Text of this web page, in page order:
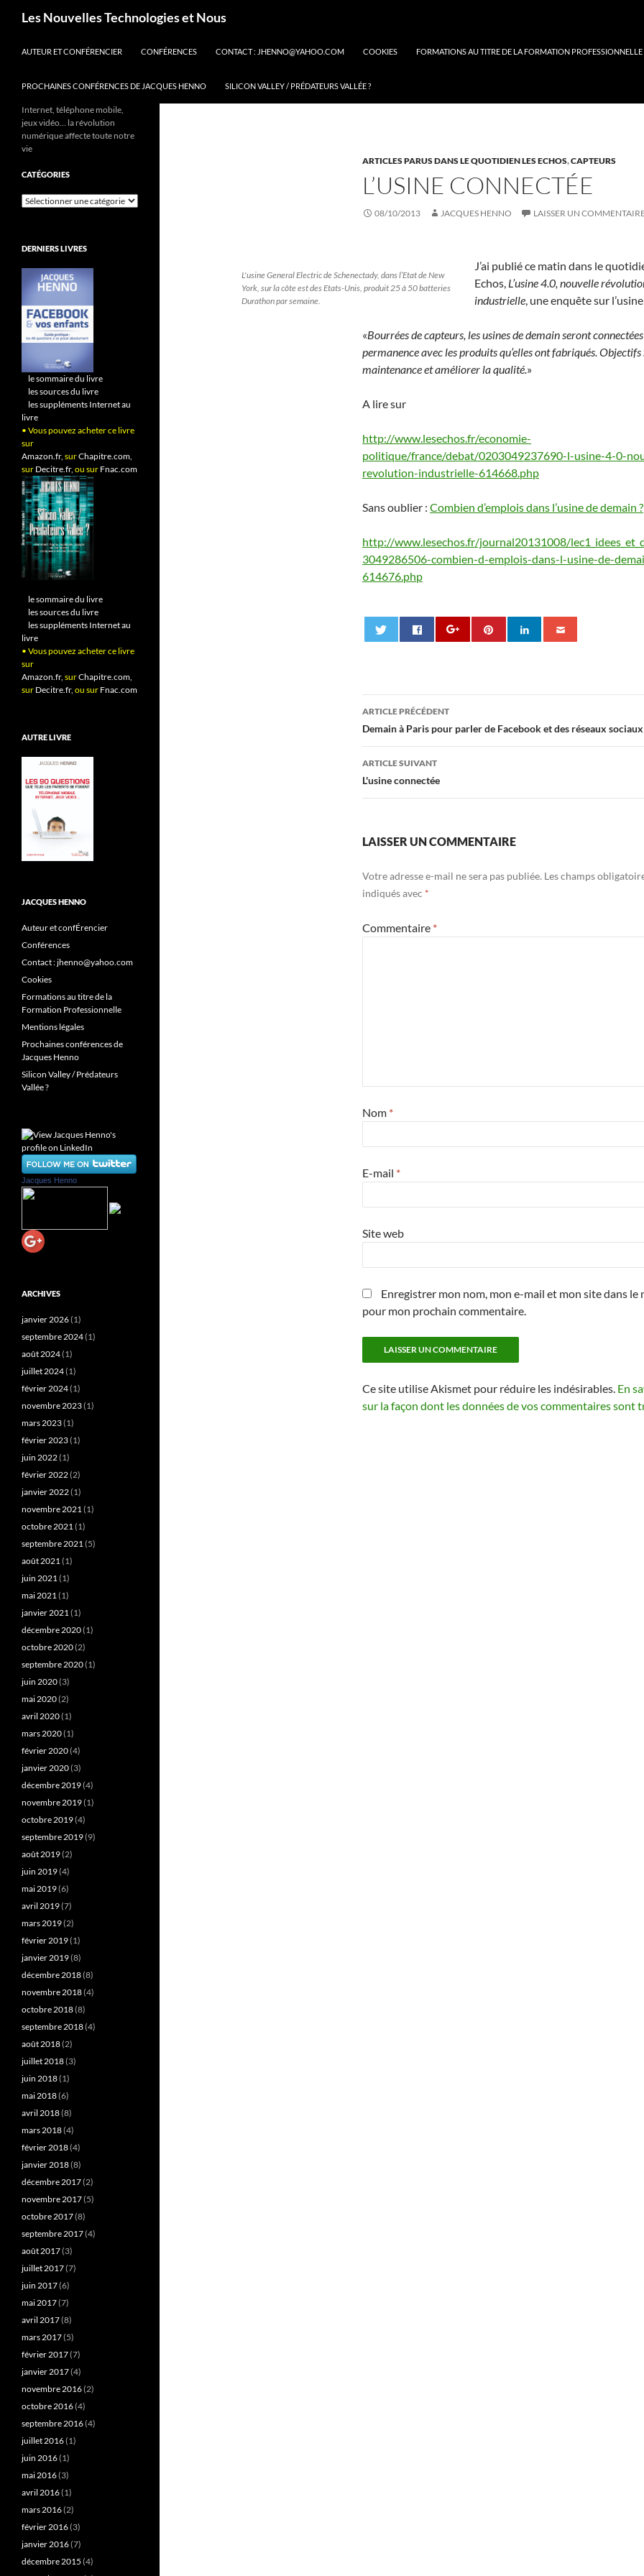
Les Nouvelles Technologies et Nous
AUTEUR ET CONFÉRENCIER CONFÉRENCES CONTACT : JHENNO@YAHOO.COM COOKIES FORMATIONS AU TITRE DE LA FORMATION PROFESSIONNELLE
PROCHAINES CONFÉRENCES DE JACQUES HENNO SILICON VALLEY / PRÉDATEURS VALLÉE ?
ARTICLES PARUS DANS LE QUOTIDIEN LES ECHOS,CAPTEURS
L’USINE CONNECTÉE
08/10/2013 JACQUES HENNO LAISSER UN
L'usine General Electric de Schenectady, dans l’Etat de New
York, sur la côte est des Etats-Unis, produit 25 à 50 batteries
Durathon par semaine.
J’ai publié ce matin dans le
Echos, L’usine 4.0, nouvelle
industrielle, une enquête sur
«Bourrées de capteurs, les usines de demain seront
permanence avec les produits qu’elles ont fabriqués.
maintenance et améliorer la qualité.»
A lire sur
http://www.lesechos.fr/economie-
politique/france/debat/0203049237690-l-usine-4-0-
revolution-industrielle-614668.php
Sans oublier : Combien d’emplois dans l’usine de demain ?
http://www.lesechos.fr/journal20131008/
3049286506-combien-d-emplois-dans-l-usine-de-
614676.php
Navigation
des
articles
ARTICLE PRÉCÉDENT
Demain à Paris pour parler de Facebook et des réseaux sociaux
ARTICLE SUIVANT
L'usine connectée
LAISSER UN COMMENTAIRE
Votre adresse e-mail ne sera pas publiée. Les champs
indiqués avec *
Commentaire *
Nom *
E-mail *
Site web
Enregistrer mon nom, mon e-mail et mon site dans le
pour mon prochain commentaire.
Ce site utilise Akismet pour réduire les indésirables. En
sur la façon dont les données de vos commentaires sont
Internet, téléphone mobile,
jeux vidéo… la révolution
numérique affecte toute notre
vie
CATÉGORIES
Catégories
DERNIERS LIVRES
le sommaire du livre
les sources du livre
les suppléments Internet au
livre
• Vous pouvez acheter ce livre
sur
Amazon.fr, surChapitre.com,
sur Decitre.fr, ou sur Fnac.com
le sommaire du livre
les sources du livre
les suppléments Internet au
livre
• Vous pouvez acheter ce livre
sur
Amazon.fr, surChapitre.com,
sur Decitre.fr, ou sur Fnac.com
AUTRE LIVRE
JACQUES HENNO
Auteur et confÉrencier
Conférences
Contact : jhenno@yahoo.com
Cookies
Formations au titre de la
Formation Professionnelle
Mentions légales
Prochaines conférences de
Jacques Henno
Silicon Valley / Prédateurs
Vallée ?
Jacques Henno
ARCHIVES
janvier 2026(1)
septembre 2024(1)
août 2024(1)
juillet 2024(1)
février 2024(1)
novembre 2023(1)
mars 2023(1)
février 2023(1)
juin 2022(1)
février 2022(2)
janvier 2022(1)
novembre 2021(1)
octobre 2021(1)
septembre 2021(5)
août 2021(1)
juin 2021(1)
mai 2021(1)
janvier 2021(1)
décembre 2020(1)
octobre 2020(2)
septembre 2020(1)
juin 2020(3)
mai 2020(2)
avril 2020(1)
mars 2020(1)
février 2020(4)
janvier 2020(3)
décembre 2019(4)
novembre 2019(1)
octobre 2019(4)
septembre 2019(9)
août 2019(2)
juin 2019(4)
mai 2019(6)
avril 2019(7)
mars 2019(2)
février 2019(1)
janvier 2019(8)
décembre 2018(8)
novembre 2018(4)
octobre 2018(8)
septembre 2018(4)
août 2018(2)
juillet 2018(3)
juin 2018(1)
mai 2018(6)
avril 2018(8)
mars 2018(4)
février 2018(4)
janvier 2018(8)
décembre 2017(2)
novembre 2017(5)
octobre 2017(8)
septembre 2017(4)
août 2017(3)
juillet 2017(7)
juin 2017(6)
mai 2017(7)
avril 2017(8)
mars 2017(5)
février 2017(7)
janvier 2017(4)
novembre 2016(2)
octobre 2016(4)
septembre 2016(4)
juillet 2016(1)
juin 2016(1)
mai 2016(3)
avril 2016(1)
mars 2016(2)
février 2016(3)
janvier 2016(7)
décembre 2015 (4)